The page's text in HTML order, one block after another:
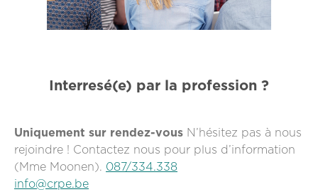
Interresé(e) par la profession ?
Uniquement sur rendez-vous N’hésitez pas à nous
rejoindre ! Contactez nous pour plus d’information
(Mme Moonen). 087/334.338
info@crpe.be